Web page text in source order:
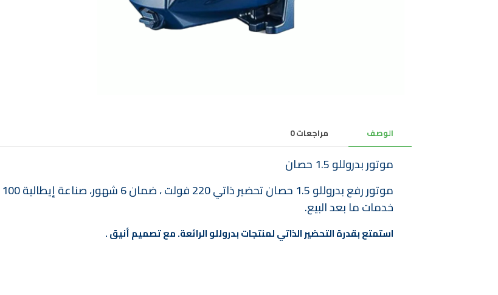
الوصف مراجعات0
موتور بدروللو 1.5 حصان
خدمات ما بعد البيع.
استمتع بقدرة التحضير الذاتي لمنتجات بدروللو الرائعة. مع تصميم أنيق .